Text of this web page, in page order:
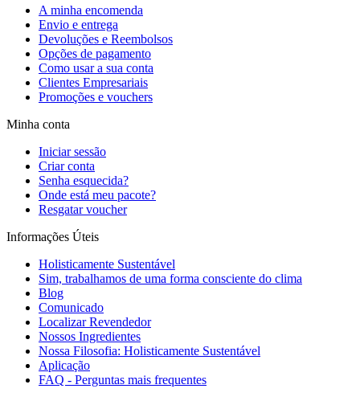
A minha encomenda
Envio e entrega
Devoluções e Reembolsos
Opções de pagamento
Como usar a sua conta
Clientes Empresariais
Promoções e vouchers
Minha conta
Iniciar sessão
Criar conta
Senha esquecida?
Onde está meu pacote?
Resgatar voucher
Informações Úteis
Holisticamente Sustentável
Sim, trabalhamos de uma forma consciente do clima
Blog
Comunicado
Localizar Revendedor
Nossos Ingredientes
Nossa Filosofia: Holisticamente Sustentável
Aplicação
FAQ - Perguntas mais frequentes